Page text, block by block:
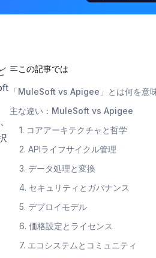
この記事では
「MuleSoft vs Apigee」とは何を意
主な違い：MuleSoft vs Apigee
1. コアアーキテクチャと哲学
2. APIライフサイクル管理
3. データ処理と変換
4. セキュリティとガバナンス
5. デプロイモデル
6. 価格設定とライセンス
7. エコシステムとコミュニティ